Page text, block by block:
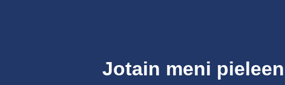
Jotain meni pieleen